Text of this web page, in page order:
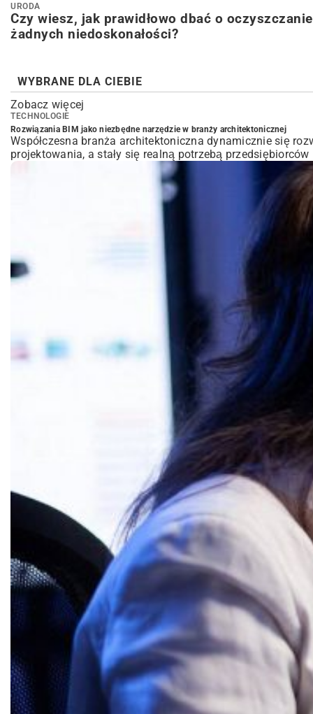
URODA
Czy wiesz, jak prawidłowo dbać o
żadnych niedoskonałości?
WYBRANE DLA CIEBIE
oczekiwania inwestorów, wykonawców oraz